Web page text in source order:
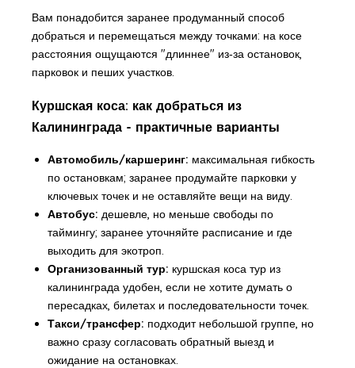
Вам понадобится заранее продуманный способ
добраться и перемещаться между точками: на косе
расстояния ощущаются "длиннее" из‑за остановок,
парковок и пеших участков.
Куршская коса: как добраться из
Калининграда - практичные варианты
Автомобиль/каршеринг: максимальная гибкость
по остановкам; заранее продумайте парковки у
ключевых точек и не оставляйте вещи на виду.
Автобус: дешевле, но меньше свободы по
таймингу; заранее уточняйте расписание и где
выходить для экотроп.
Организованный тур: куршская коса тур из
калининграда удобен, если не хотите думать о
пересадках, билетах и последовательности точек.
Такси/трансфер: подходит небольшой группе, но
важно сразу согласовать обратный выезд и
ожидание на остановках.